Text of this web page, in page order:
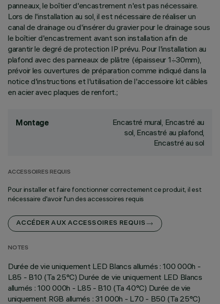
panneaux, le boîtier d'encastrement n'est pas nécessaire.
Lors de l'installation au sol, il est nécessaire de réaliser un
canal de drainage ou d'insérer du gravier pour le drainage sous
le boîtier d'encastrement avant son installation afin de
garantir le degré de protection IP prévu. Pour l'installation au
plafond avec des panneaux de plâtre (épaisseur 1÷30mm),
prévoir les ouvertures de préparation comme indiqué dans la
notice d'instructions et l'utilisation de l'accessoire kit câbles
en acier avec plaques de renfort.;
Montage
Encastré mural, Encastré au
sol, Encastré au plafond,
Encastré au sol
ACCESSOIRES REQUIS
Pour installer et faire fonctionner correctement ce produit, il est
nécessaire d'avoir l'un des accessoires requis
ACCÉDER AUX ACCESSOIRES REQUIS
NOTES
Durée de vie uniquement LED Blancs allumés : 100 000h -
L85 - B10 (Ta 25°C) Durée de vie uniquement LED Blancs
allumés : 100 000h - L85 - B10 (Ta 40°C) Durée de vie
uniquement RGB allumés : 31 000h - L70 - B50 (Ta 25°C)